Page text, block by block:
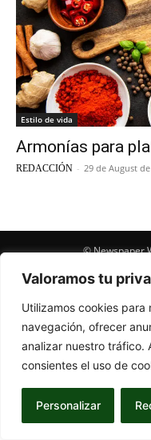
Valoramos tu
Utilizamos cookies
navegación, ofrecer
analizar nuestro tráfico.
consientes el uso de
Personalizar
Estilo de vida
Armonías para
REDACCIÓN - 29 de August
© Newspaper